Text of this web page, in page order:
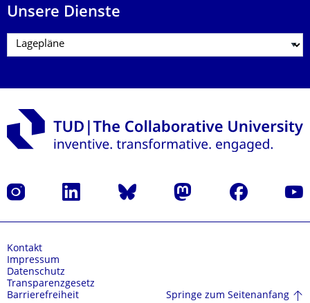
Unsere Dienste
Instagram LinkedIn Bluesky Mastodon Facebook
Kontakt
Impressum
Datenschutz
Transparenzgesetz
Barrierefreiheit
Springe zum Seitenanfang